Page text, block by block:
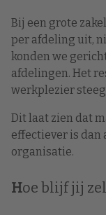
Bij een grote
per afdeling uit,
konden we
afdelingen. Het
werkplezier
Dit laat zien dat
effectiever is dan
organisatie.
Hoe blijf jij